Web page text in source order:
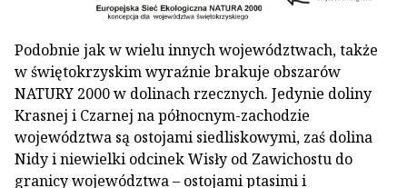
Podobnie jak w wielu innych województwach, także
w świętokrzyskim wyraźnie brakuje obszarów
NATURY 2000 w dolinach rzecznych. Jedynie doliny
Krasnej i Czarnej na północnym-zachodzie
województwa są ostojami siedliskowymi, zaś dolina
Nidy i niewielki odcinek Wisły od Zawichostu do
granicy województwa – ostojami ptasimi i